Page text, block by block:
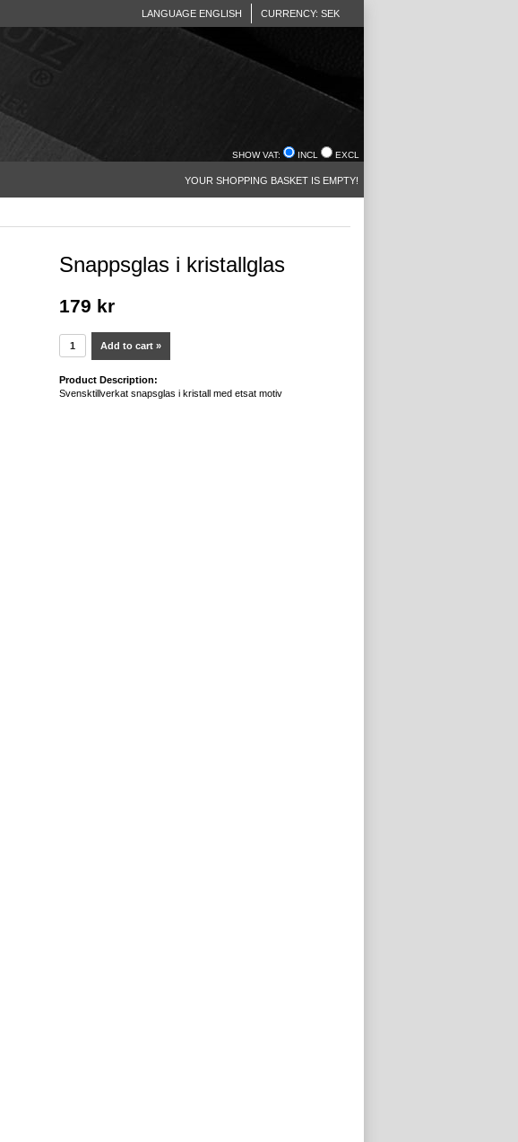
LANGUAGE ENGLISH CURRENCY: SEK
SHOW VAT: INCL EXCL
YOUR SHOPPING BASKET IS EMPTY!
Snappsglas i kristallglas
179 kr
Add to cart »
Product Description:
Svensktillverkat snapsglas i kristall med etsat motiv